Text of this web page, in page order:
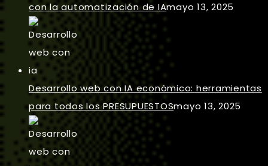
con la automatización de IAmayo 13, 2025
Desarrollo web con IA económico: herramientas
para todos los PRESUPUESTOSmayo 13, 2025